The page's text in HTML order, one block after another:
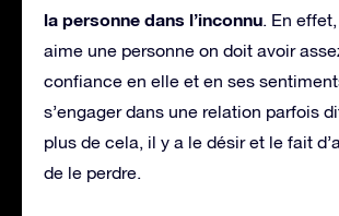
la personne dans l’inconnu. En
aime une personne on doit avoir
confiance en elle et en ses
s’engager dans une relation parfois
plus de cela, il y a le désir et le fait
de le perdre.